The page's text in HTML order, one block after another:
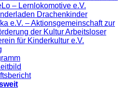
– Lernlokomotive e.V.
Drachenkinder
e.V. – Aktionsgemeinschaft zur
der Kultur Arbeitsloser
für Kinderkultur e.V.